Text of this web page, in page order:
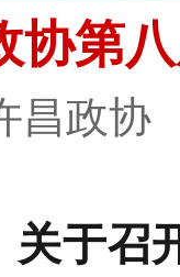
协第
昌政
关于召